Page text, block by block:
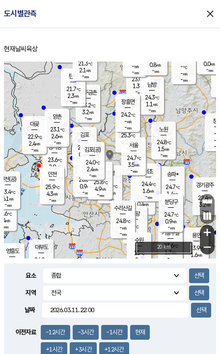
도시별관측 close
홈
현재날씨 육상
의도
℃
m/s
mm
영흥도
양주
23.0℃
1.3
-mm
과천
23.1℃
0.4m/s
- mm
용인
23.9℃
1.6m/s
경기광주
22.4℃
3.2m/s
-mm
1.9m/s
대부도
24.0
경서동
23.6℃
2.0m/s
-mm
파주금촌
23.2℃
3.2m/s
-mm
-℃
-m/s
-mm
대곶
22.9℃
2.4m/s
-mm
창
-
-m/
-
탄현
21.7℃
2.3m/s
-mm
0.0m/s
-mm
의왕
- ℃
m/s
mm
김포
24.1℃
0.4 m/s
mm
광명
25.7 ℃
2.7 m/s
-mm
부천
26.0℃
0.9m/s
-mm
양촌
23.1℃
2.6m/s
-mm
구로
25.8℃
4.9m/s
-mm
은평
25.3℃
2.2 m/s
- mm
노원
24.8℃
1.5m/s
-mm
송파*
24.7℃
1.4m/s
-mm
서초
24.4℃
1.6m/s
-mm
남방
24.3℃
1.1 m/s
-mm
기흥구갈
23.6℃
1.7m/s
-
수리산길
24.8℃
-m/s
-mm
분당구
24.7℃
0.9m/s
-mm
장흥면
24.2℃
-m/s
-mm
-m/s
-mm
인천(공)
23.4℃
6.1 m/s
-mm
김포(공)
24.0℃
2.4m/s
-mm
수원
25℃
2 m/s
인천
25.9℃
4.3m/s
-mm
서울
24.7℃
3.5m/s
-mm
21.3℃
2.1 m/s
-mm
0.8m/s
-mm
+
−
20 km
요소
지역
날짜
이전자료 -12시간 -3시간 -1시간 현재
+1시간 +3시간 +12시간